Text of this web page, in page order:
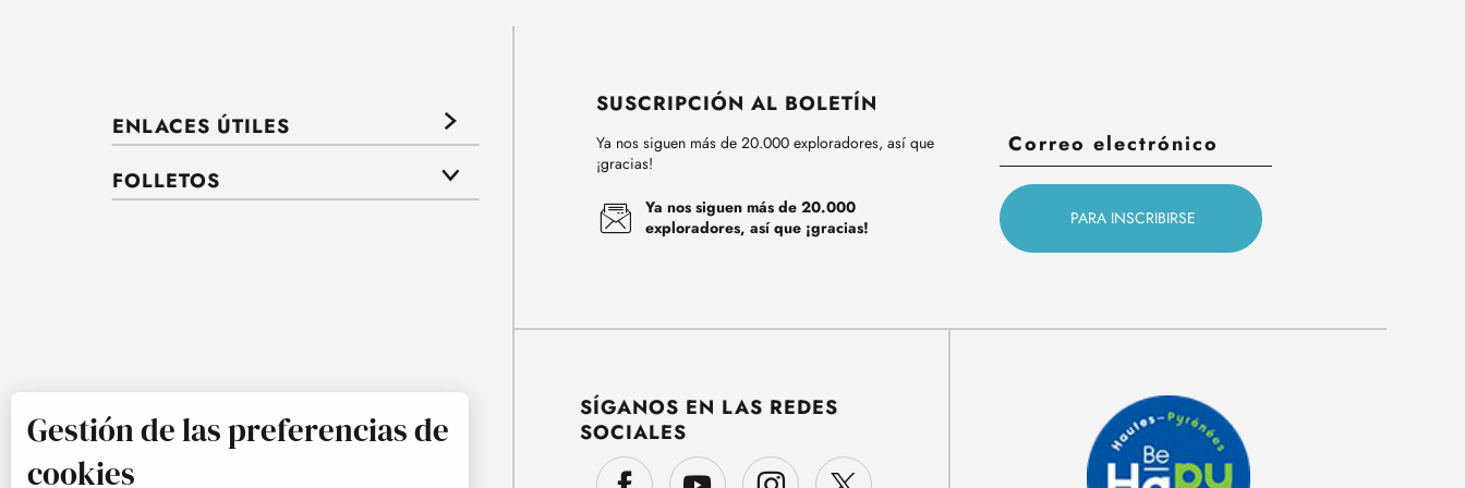
ENLACES ÚTILES
FOLLETOS
SUSCRIPCIÓN AL BOLETÍN
Ya nos siguen más de 20.000 exploradores, así que
¡gracias!
Ya nos siguen más de 20.000
exploradores, así que ¡gracias!
SÍGANOS EN LAS REDES
SOCIALES
Gestión de las preferencias de
cookies